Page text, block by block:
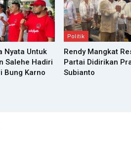
Nyata Untuk
Salehe Hadiri
Bung Karno
Politik
Rendy Mangkat
Partai Didirikan
Subianto